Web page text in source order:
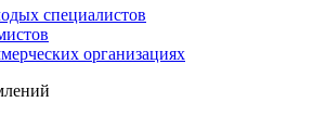
специалистов
организациях